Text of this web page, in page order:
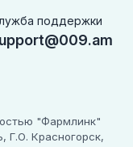
поддержки
"Фармлинк"
Г.О. Красногорск,